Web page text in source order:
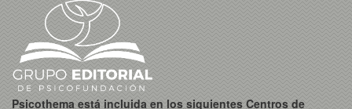
Psicothema está incluida en los siguientes Centros de